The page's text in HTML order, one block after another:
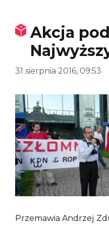
Akcja
31 sierpnia 2016, 09:53
Przemawia Andrzej